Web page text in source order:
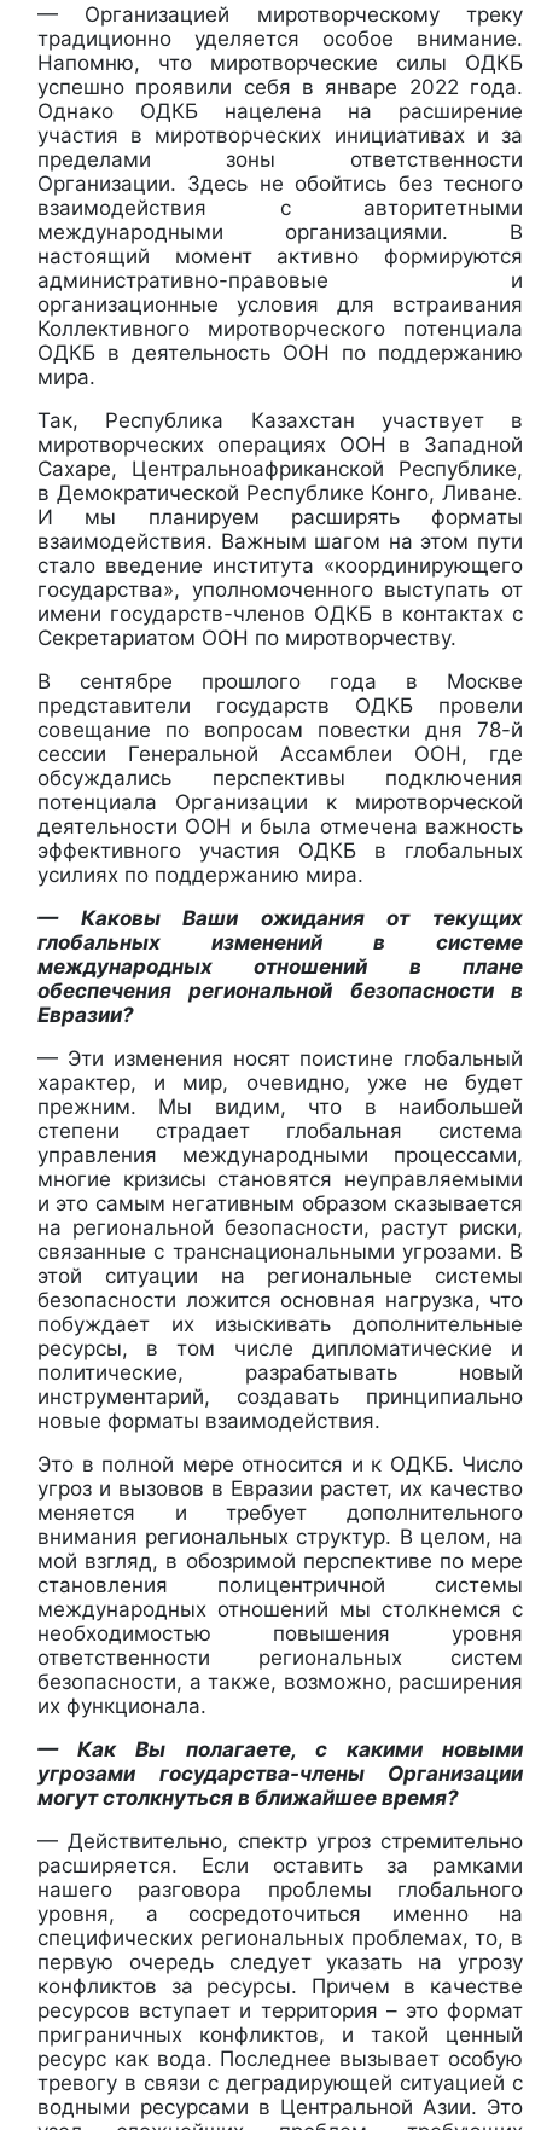
— Организацией миротворческому треку
традиционно уделяется особое внимание.
Напомню, что миротворческие силы ОДКБ
успешно проявили себя в январе 2022 года.
Однако ОДКБ нацелена на расширение
участия в миротворческих инициативах и за
пределами зоны ответственности
Организации. Здесь не обойтись без тесного
взаимодействия с авторитетными
международными организациями. В
настоящий момент активно формируются
административно-правовые и
организационные условия для встраивания
Коллективного миротворческого потенциала
ОДКБ в деятельность ООН по поддержанию
мира.
Так, Республика Казахстан участвует в
миротворческих операциях ООН в Западной
Сахаре, Центральноафриканской Республике,
в Демократической Республике Конго, Ливане.
И мы планируем расширять форматы
взаимодействия. Важным шагом на этом пути
стало введение института «координирующего
государства», уполномоченного выступать от
имени государств-членов ОДКБ в контактах с
Секретариатом ООН по миротворчеству.
В сентябре прошлого года в Москве
представители государств ОДКБ провели
совещание по вопросам повестки дня 78-й
сессии Генеральной Ассамблеи ООН, где
обсуждались перспективы подключения
потенциала Организации к миротворческой
деятельности ООН и была отмечена важность
эффективного участия ОДКБ в глобальных
усилиях по поддержанию мира.
— Каковы Ваши ожидания от текущих
глобальных изменений в системе
международных отношений в плане
обеспечения региональной безопасности в
Евразии?
— Эти изменения носят поистине глобальный
характер, и мир, очевидно, уже не будет
прежним. Мы видим, что в наибольшей
степени страдает глобальная система
управления международными процессами,
многие кризисы становятся неуправляемыми
и это самым негативным образом сказывается
на региональной безопасности, растут риски,
связанные с транснациональными угрозами. В
этой ситуации на региональные системы
безопасности ложится основная нагрузка, что
побуждает их изыскивать дополнительные
ресурсы, в том числе дипломатические и
политические, разрабатывать новый
инструментарий, создавать принципиально
новые форматы взаимодействия.
Это в полной мере относится и к ОДКБ. Число
угроз и вызовов в Евразии растет, их качество
меняется и требует дополнительного
внимания региональных структур. В целом, на
мой взгляд, в обозримой перспективе по мере
становления полицентричной системы
международных отношений мы столкнемся с
необходимостью повышения уровня
ответственности региональных систем
безопасности, а также, возможно, расширения
их функционала.
— Как Вы полагаете, с какими новыми
угрозами государства-члены Организации
могут столкнуться в ближайшее время?
— Действительно, спектр угроз стремительно
расширяется. Если оставить за рамками
нашего разговора проблемы глобального
уровня, а сосредоточиться именно на
специфических региональных проблемах, то, в
первую очередь следует указать на угрозу
конфликтов за ресурсы. Причем в качестве
ресурсов вступает и территория – это формат
приграничных конфликтов, и такой ценный
ресурс как вода. Последнее вызывает особую
тревогу в связи с деградирующей ситуацией с
водными ресурсами в Центральной Азии. Это